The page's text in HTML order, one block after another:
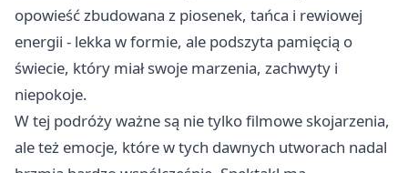
opowieść zbudowana z piosenek, tańca i rewiowej
energii - lekka w formie, ale podszyta pamięcią o
świecie, który miał swoje marzenia, zachwyty i
niepokoje.
W tej podróży ważne są nie tylko filmowe skojarzenia,
ale też emocje, które w tych dawnych utworach nadal